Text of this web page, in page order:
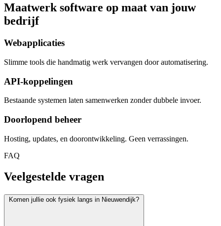
Maatwerk software op maat van jouw
bedrijf
Webapplicaties
Slimme tools die handmatig werk vervangen door automatisering.
API-koppelingen
Bestaande systemen laten samenwerken zonder dubbele invoer.
Doorlopend beheer
Hosting, updates, en doorontwikkeling. Geen verrassingen.
FAQ
Veelgestelde vragen
Komen jullie ook fysiek langs in Nieuwendijk?